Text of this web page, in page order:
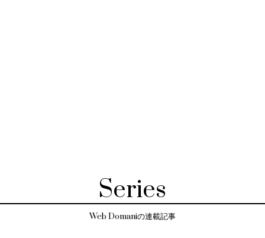
Series
Web Domaniの連載記事